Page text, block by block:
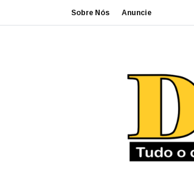
Sobre Nós Anuncie